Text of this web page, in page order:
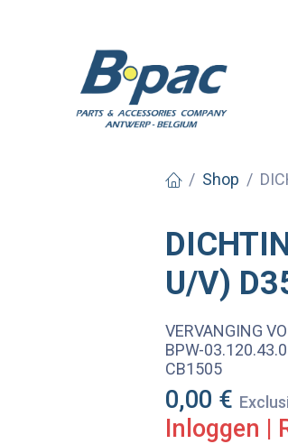
Shop
U/V)
VERVANGING
BPW-
CB1505
0,00 €
Inloggen |